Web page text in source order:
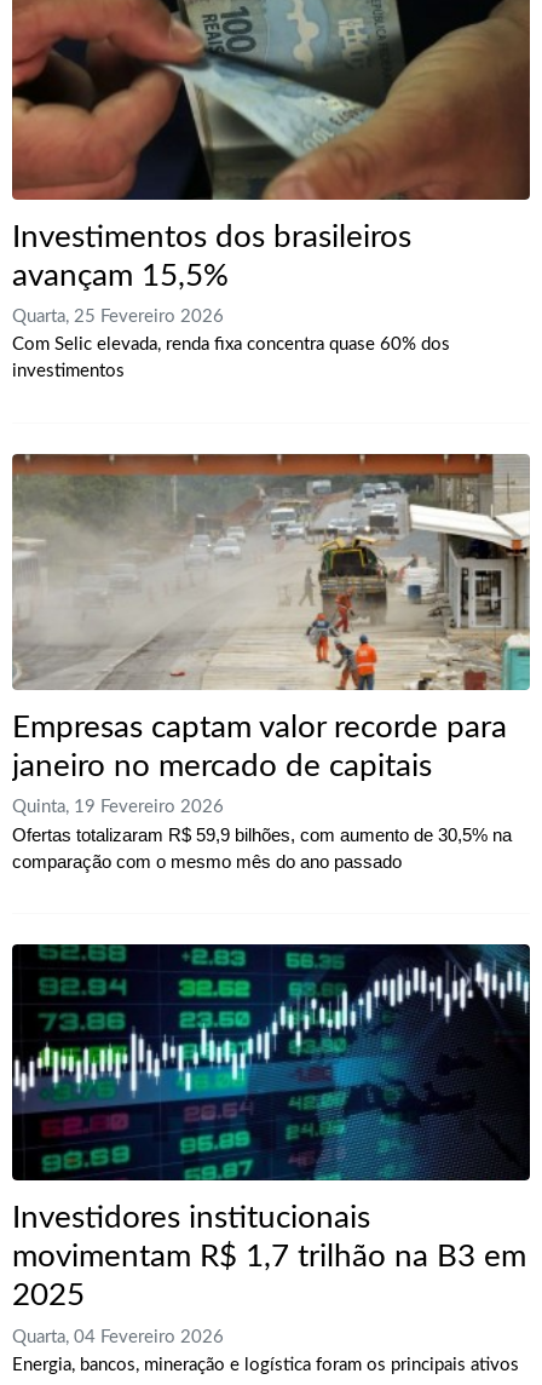
Investimentos dos brasileiros
avançam 15,5%
Quarta, 25 Fevereiro 2026
Com Selic elevada, renda fixa concentra quase 60% dos
investimentos
Empresas captam valor recorde para
janeiro no mercado de capitais
Quinta, 19 Fevereiro 2026
Ofertas totalizaram R$ 59,9 bilhões, com aumento de 30,5% na
comparação com o mesmo mês do ano passado
Investidores institucionais
movimentam R$ 1,7 trilhão na B3 em
2025
Quarta, 04 Fevereiro 2026
Energia, bancos, mineração e logística foram os principais ativos